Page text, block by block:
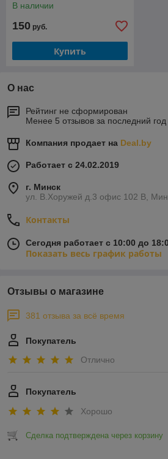
В наличии
150 руб.
Купить
О нас
Рейтинг не сформирован
Менее 5 отзывов за последний год
Компания продает на Deal.by
Работает с 24.02.2019
г. Минск
ул. В.Хоружей д.3 офис 102 В,
Контакты
Сегодня работает с 10:00 до
Показать весь график работы
Отзывы о магазине
381 отзыва за всё время
Покупатель
Отлично
Покупатель
Хорошо
Сделка подтверждена через корзину